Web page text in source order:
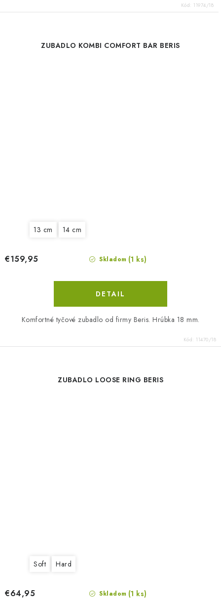
Kód: 11974/18
ZUBADLO KOMBI COMFORT BAR BERIS
13 cm 14 cm
Skladom (1 ks)
€159,95
DETAIL
Komfortné tyčové zubadlo od firmy Beris. Hrúbka 18 mm.
Kód: 11470/18
ZUBADLO LOOSE RING BERIS
Soft Hard
Skladom (1 ks)
€64,95